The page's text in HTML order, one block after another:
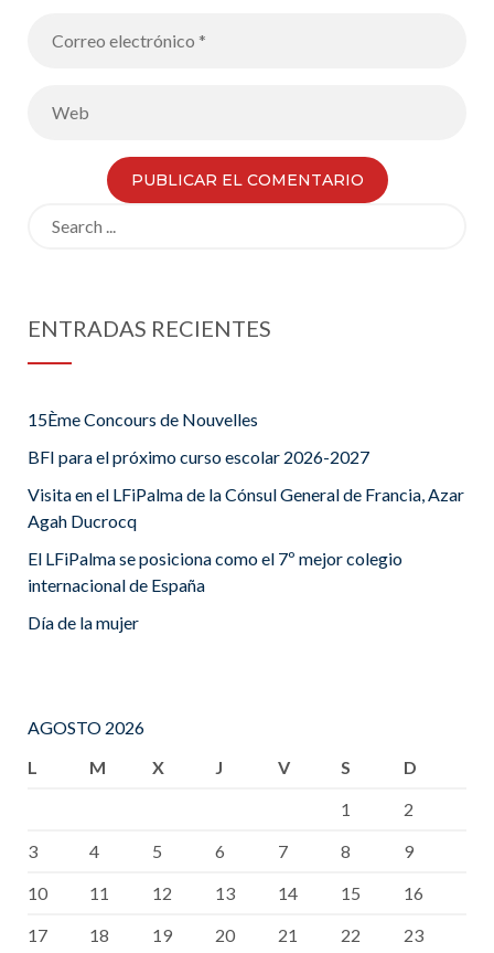
ENTRADAS RECIENTES
15Ème Concours de Nouvelles
BFI para el próximo curso escolar 2026-2027
Visita en el LFiPalma de la Cónsul General de Francia, Azar
Agah Ducrocq
El LFiPalma se posiciona como el 7º mejor colegio
internacional de España
Día de la mujer
AGOSTO 2026
L
M X J V S
D
1
2
3
4 5 6 7 8
9
10
11 12 13 14 15
16
17
18 19 20 21 22 23